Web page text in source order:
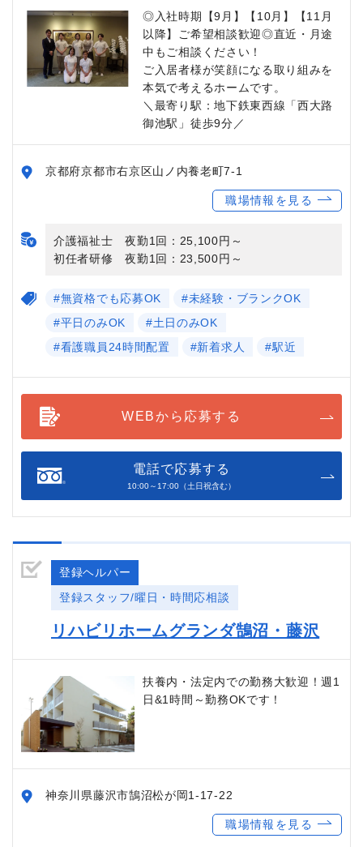
◎入社時期【9月】【10月】【11月
以降】ご希望相談歓迎◎直近・月途
中もご相談ください！
ご入居者様が笑顔になる取り組みを
本気で考えるホームです。
＼最寄り駅：地下鉄東西線「西大路
御池駅」徒歩9分／
京都府京都市右京区山ノ内養老町7-1
職場情報を見る
介護福祉士 夜勤1回：25,100円～
初任者研修 夜勤1回：23,500円～
#無資格でも応募OK
#未経験・ブランクOK
#平日のみOK
#土日のみOK
#看護職員24時間配置
#新着求人 #駅近
WEBから応募する
電話で応募する
10:00～17:00（土日祝含む）
登録ヘルパー
登録スタッフ/曜日・時間応相談
リハビリホームグランダ鵠沼・藤沢
扶養内・法定内での勤務大歓迎！週1
日&1時間～勤務OKです！
神奈川県藤沢市鵠沼松が岡1-17-22
職場情報を見る